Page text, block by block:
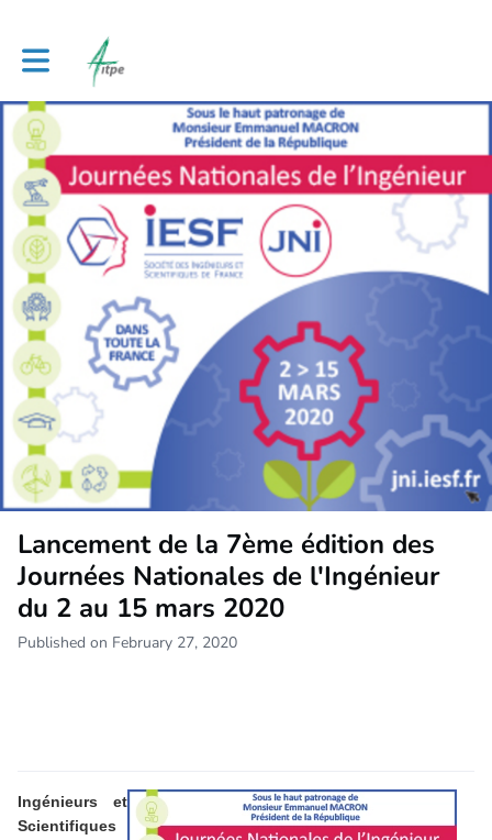
Toggle main navigation
Lancement de la 7ème édition des
Journées Nationales de l'Ingénieur
du 2 au 15 mars 2020
Published on February 27, 2020
Ingénieurs et
Scientifiques